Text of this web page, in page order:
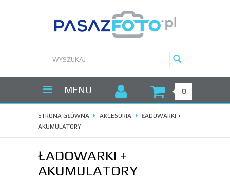
MENU 0
STRONA GŁÓWNA AKCESORIA
ŁADOWARKI +
AKUMULATORY
ŁADOWARKI +
AKUMULATORY